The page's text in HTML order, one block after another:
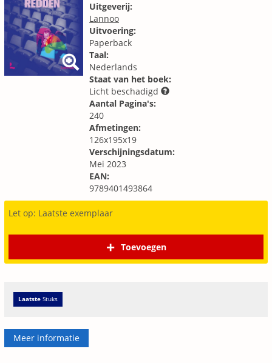
Uitgeverij:
Lannoo
Uitvoering:
Paperback
Taal:
Nederlands
Staat van het boek:
Licht beschadigd
Aantal Pagina's:
240
Afmetingen:
126x195x19
Verschijningsdatum:
Mei 2023
EAN:
9789401493864
Let op: Laatste exemplaar
Toevoegen
Laatste Stuks
Meer informatie